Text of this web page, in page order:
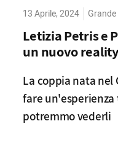
13 Aprile, 2024
Letizia Petris e
un nuovo
La coppia nata nel
fare un'esperienza
potremmo vederli